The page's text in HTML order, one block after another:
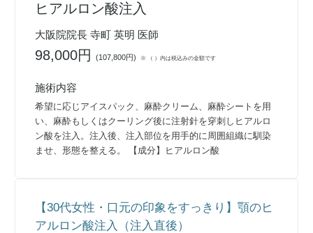
ヒアルロン酸注入
大阪院院長 寺町 英明 医師
98,000円(107,800円) ※ （ ）内は税込みの金額です
施術内容
希望に応じアイスパック、麻酔クリーム、麻酔シートを用
い、麻酔もしくはクーリング後に注射針を穿刺しヒアルロ
ン酸を注入。注入後、注入部位を用手的に周囲組織に馴染
ませ、形態を整える。 【成分】ヒアルロン酸
【30代女性・口元の印象をすっきり】顎のヒ
アルロン酸注入（注入直後）